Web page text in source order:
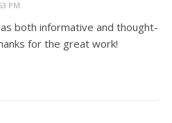
PM
both informative and thought-
for the great work!